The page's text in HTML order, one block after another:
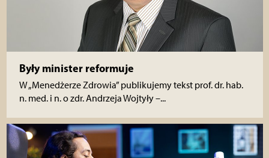
Były minister reformuje
W „Menedżerze Zdrowia” publikujemy tekst prof. dr. hab.
n. med. i n. o zdr. Andrzeja Wojtyły –...